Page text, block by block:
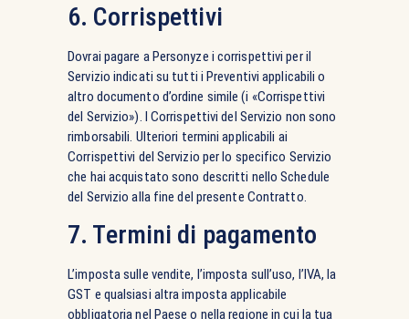
6. Corrispettivi
Dovrai pagare a Personyze i corrispettivi per il
Servizio indicati su tutti i Preventivi applicabili o
altro documento d’ordine simile (i «Corrispettivi
del Servizio»). I Corrispettivi del Servizio non sono
rimborsabili. Ulteriori termini applicabili ai
Corrispettivi del Servizio per lo specifico Servizio
che hai acquistato sono descritti nello Schedule
del Servizio alla fine del presente Contratto.
7. Termini di pagamento
L’imposta sulle vendite, l’imposta sull’uso, l’IVA, la
GST e qualsiasi altra imposta applicabile
obbligatoria nel Paese o nella regione in cui la tua